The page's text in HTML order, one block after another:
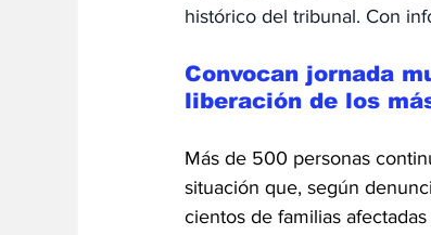
histórico del tribunal. Con
Convocan jornada
liberación de los
Más de 500 personas
situación que, según
cientos de familias